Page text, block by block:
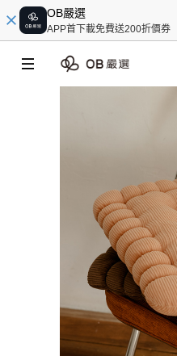
OB嚴選
APP首下載免費送200折價券